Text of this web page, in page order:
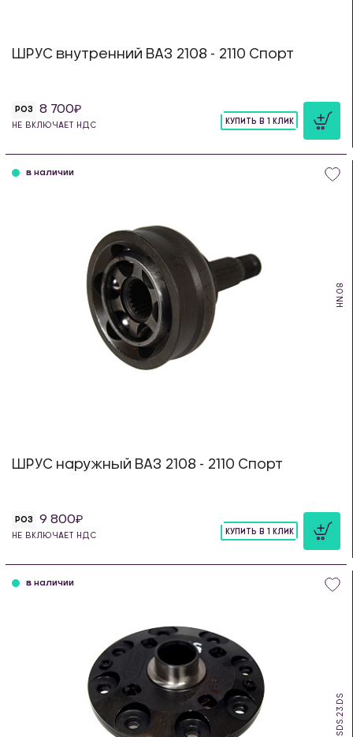
ШРУС внутренний ВАЗ 2108 - 2110 Спорт
РОЗ 8 700
НЕ ВКЛЮЧАЕТ НДС
КУПИТЬ В 1 КЛИК
HN.08
в наличии
ШРУС наружный ВАЗ 2108 - 2110 Спорт
РОЗ 9 800
НЕ ВКЛЮЧАЕТ НДС
КУПИТЬ В 1 КЛИК
SDS.23.DS
в наличии